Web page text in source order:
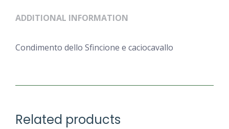
ADDITIONAL INFORMATION
Condimento dello Sfincione e caciocavallo
Related products